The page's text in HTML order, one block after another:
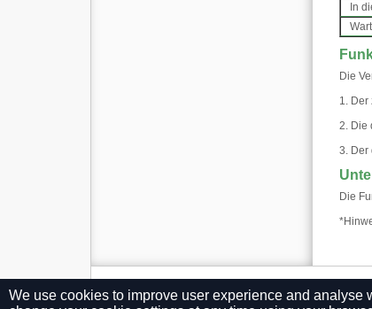
In
Die
1. Der
2. Die
3. Der
Die
*
We use cookies to improve user experience and